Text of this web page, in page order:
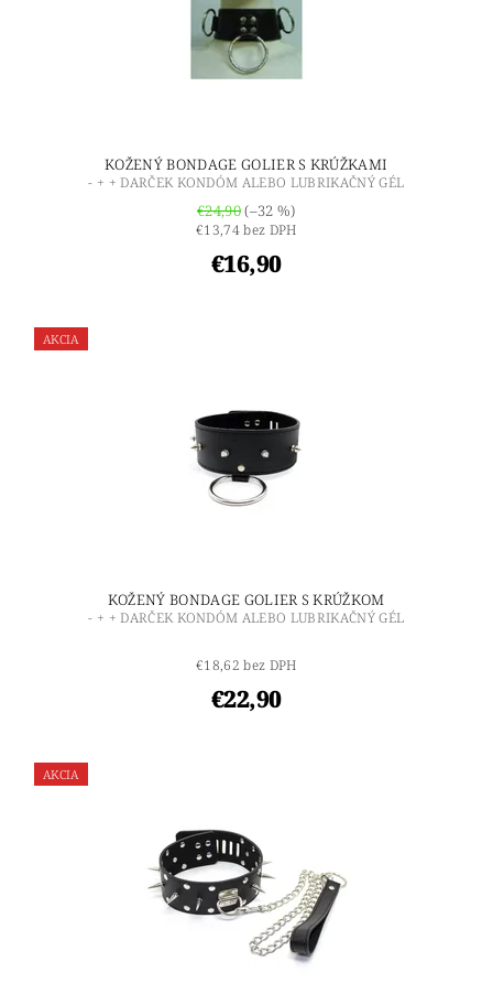
KOŽENÝ BONDAGE GOLIER S KRÚŽKAMI
- + + DARČEK KONDÓM ALEBO LUBRIKAČNÝ GÉL
€24,90(–32 %)
€13,74 bez DPH
€16,90
AKCIA
KOŽENÝ BONDAGE GOLIER S KRÚŽKOM
- + + DARČEK KONDÓM ALEBO LUBRIKAČNÝ GÉL
€18,62 bez DPH
€22,90
AKCIA